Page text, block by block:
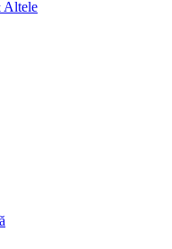
Altele